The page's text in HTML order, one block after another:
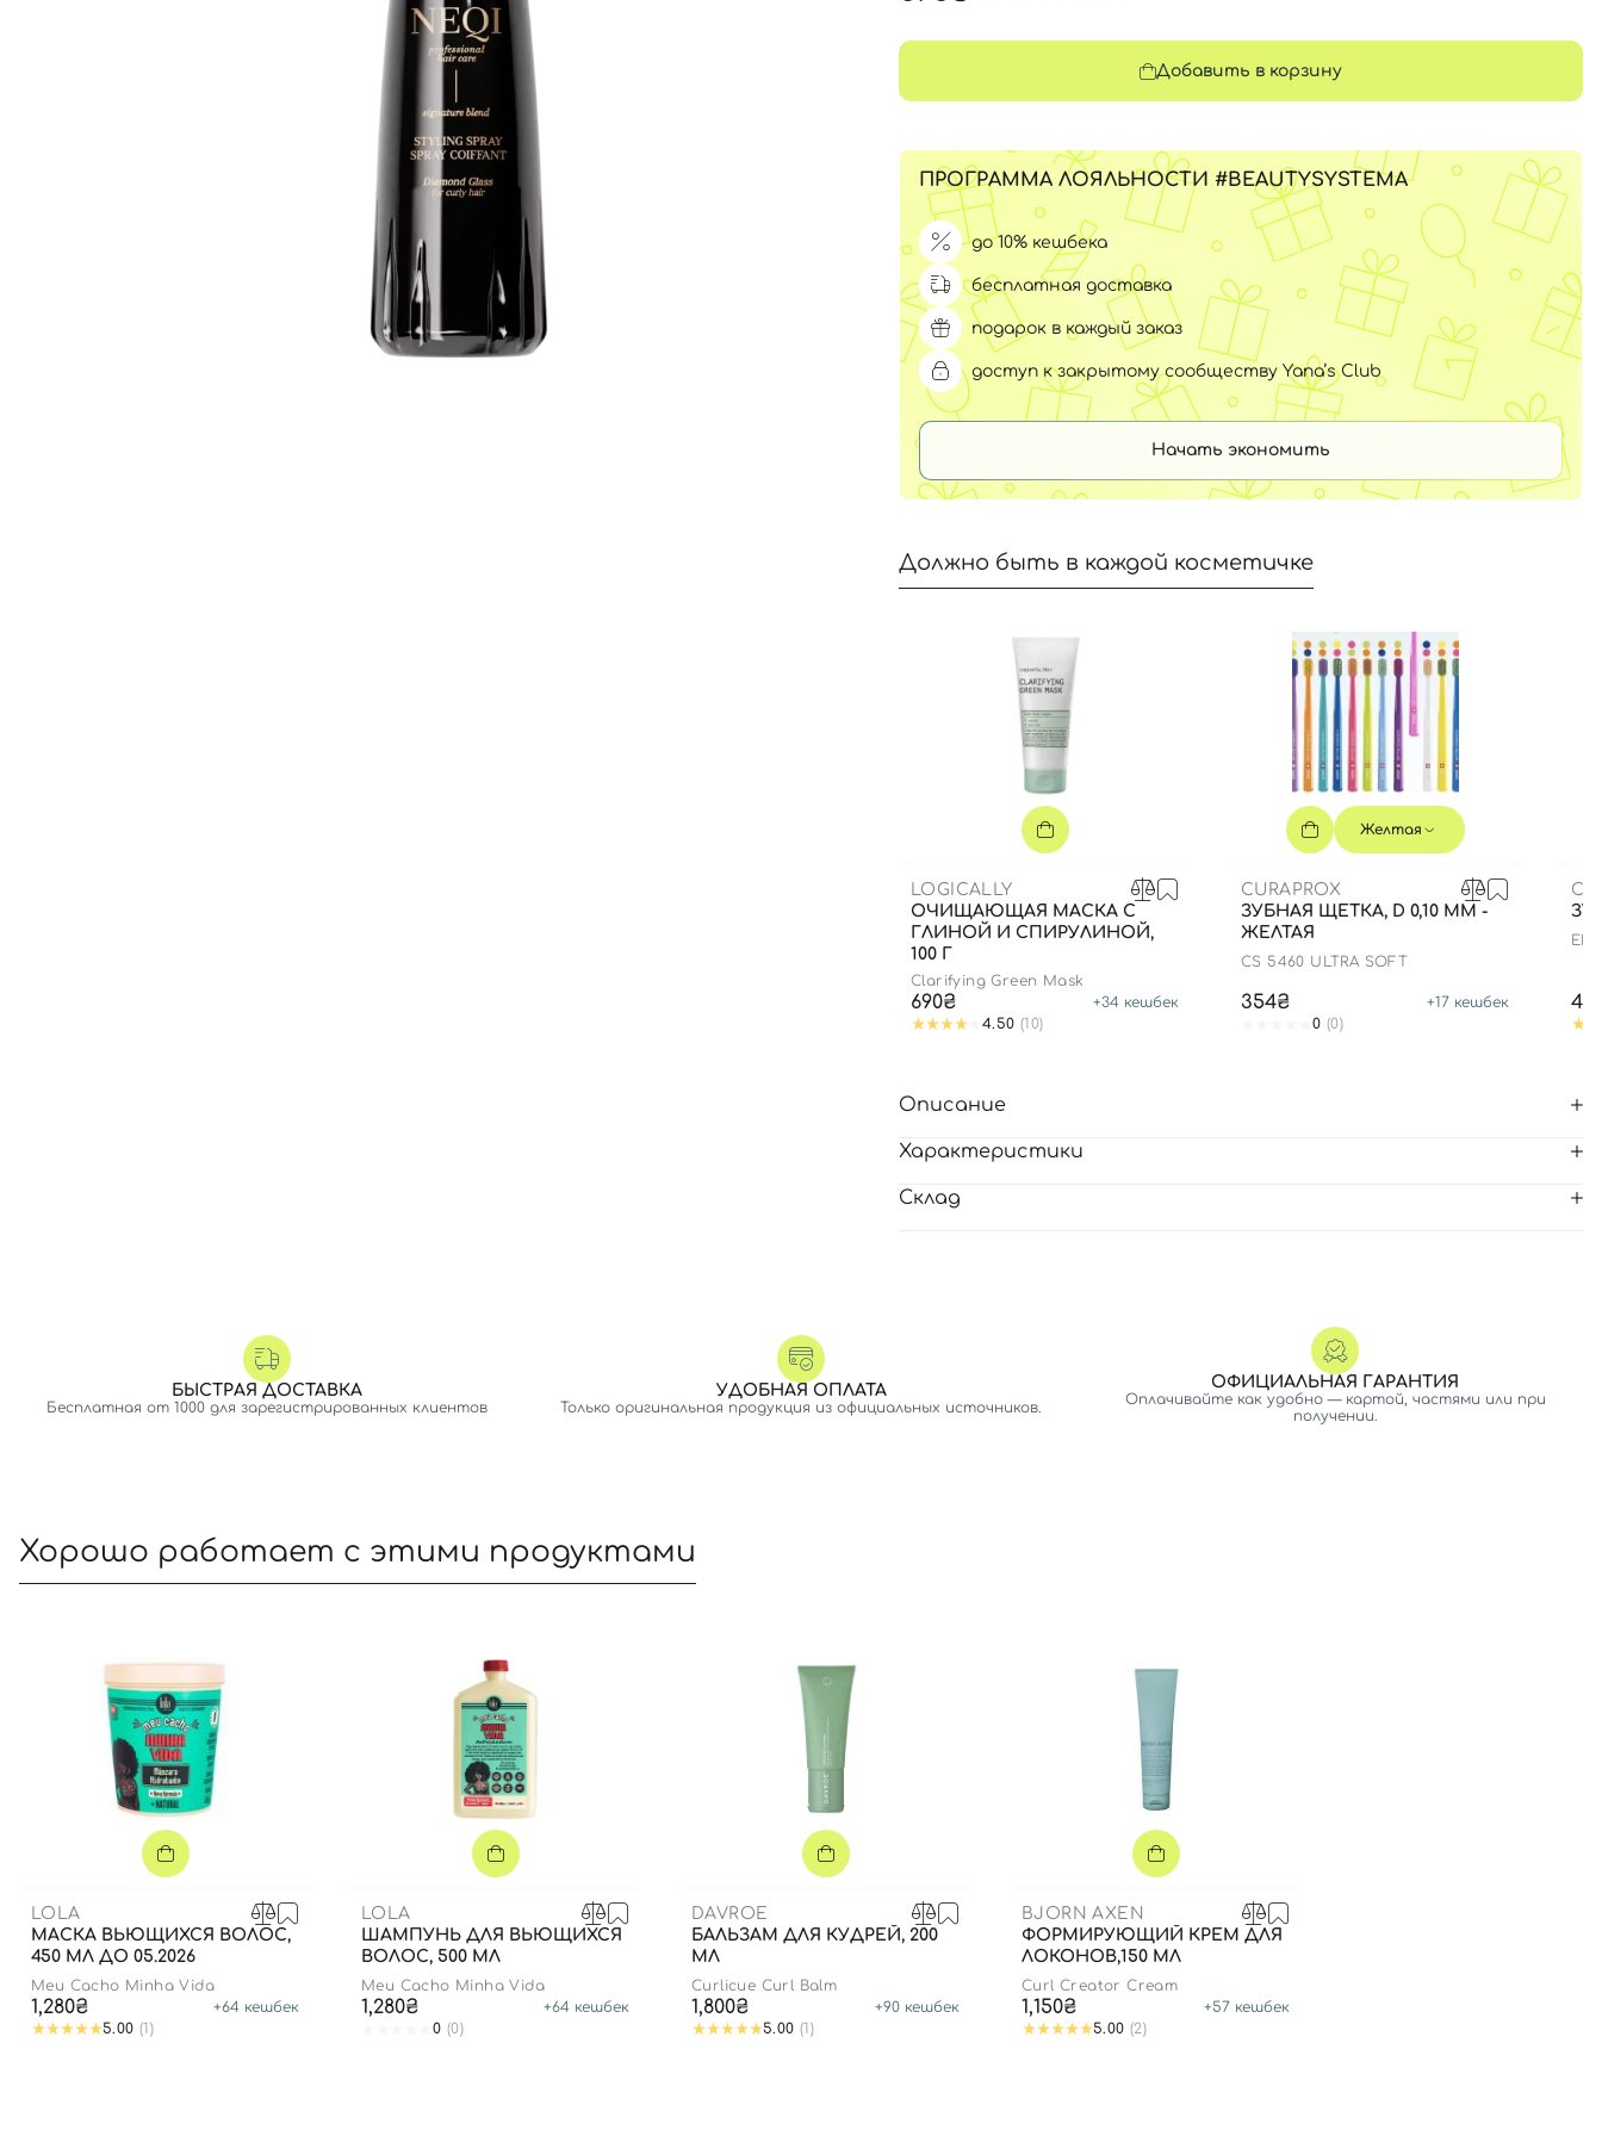
Все товары
Добавить в корзину
ПРОГРАММА ЛОЯЛЬНОСТИ #BEAUTYSYSTEMA
до 10% кешбека
бесплатная доставка
подарок в каждый заказ
доступ к закрытому сообществу Yana’s Club
Начать экономить
Должно быть в каждой косметичке
LOGICALLY
ОЧИЩАЮЩАЯ МАСКА С
ГЛИНОЙ И СПИРУЛИНОЙ,
100 Г
Clarifying Green Mask
690₴ +34 кешбек
4.50 (10)
Желтая
CURAPROX
ЗУБНАЯ ЩЕТКА, D 0,10 ММ -
ЖЕЛТАЯ
CS 5460 ULTRA SOFT
354₴ +17 кешбек
0 (0)
Описание
Характеристики
Склад
БЫСТРАЯ ДОСТАВКА
Бесплатная от 1000 для зарегистрированных клиентов
УДОБНАЯ ОПЛАТА
Только оригинальная продукция из официальных источников.
ОФИЦИАЛЬНАЯ ГАРАНТИЯ
Оплачивайте как удобно — картой, частями или при
получении.
Хорошо работает с этими продуктами
LOLA
МАСКА ВЬЮЩИХСЯ ВОЛОС,
450 МЛ ДО 05.2026
Meu Cacho Minha Vida
1,280₴ +64 кешбек
5.00 (1)
LOLA
ШАМПУНЬ ДЛЯ ВЬЮЩИХСЯ
ВОЛОС, 500 МЛ
Meu Cacho Minha Vida
1,280₴ +64 кешбек
0 (0)
DAVROE
БАЛЬЗАМ ДЛЯ КУДРЕЙ, 200
МЛ
Curlicue Curl Balm
1,800₴ +90 кешбек
5.00 (1)
BJORN AXEN
ФОРМИРУЮЩИЙ КРЕМ ДЛЯ
ЛОКОНОВ,150 МЛ
Curl Creator Cream
1,150₴ +57 кешбек
5.00 (2)
Вход Регистрация